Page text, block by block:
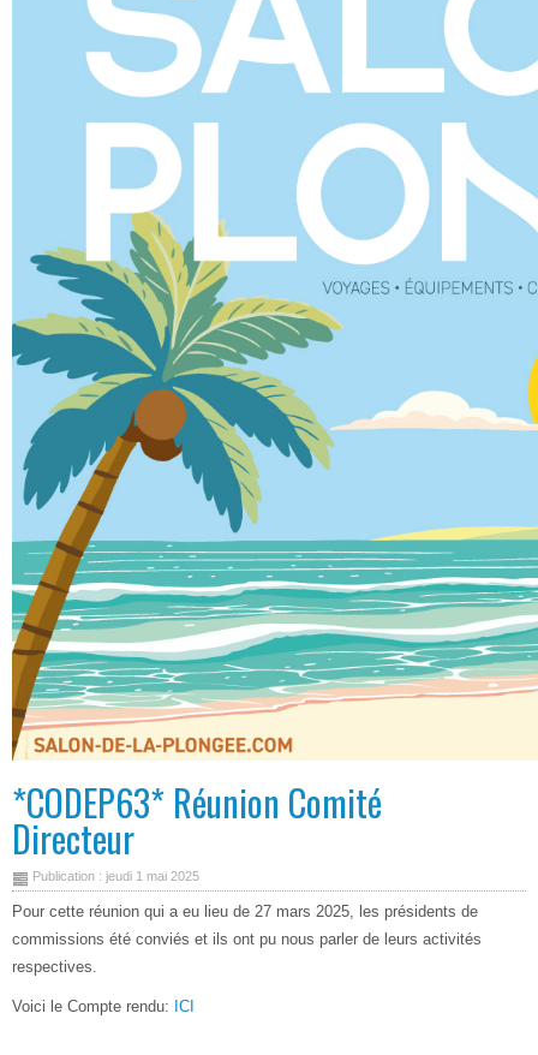
*CODEP63* Réunion Comité
Directeur
Publication : jeudi 1 mai 2025
Pour cette réunion qui a eu lieu de 27 mars 2025, les présidents de
commissions été conviés et ils ont pu nous parler de leurs activités
respectives.
Voici le Compte rendu: ICI